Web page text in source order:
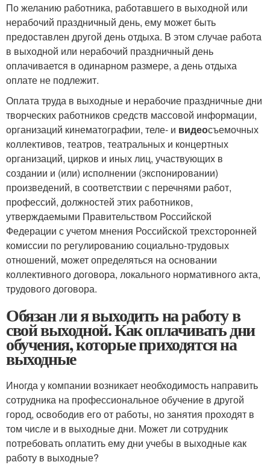
По желанию работника, работавшего в выходной или
нерабочий праздничный день, ему может быть
предоставлен другой день отдыха. В этом случае работа
в выходной или нерабочий праздничный день
оплачивается в одинарном размере, а день отдыха
оплате не подлежит.
Оплата труда в выходные и нерабочие праздничные дни
творческих работников средств массовой информации,
организаций кинематографии, теле- и видеосъемочных
коллективов, театров, театральных и концертных
организаций, цирков и иных лиц, участвующих в
создании и (или) исполнении (экспонировании)
произведений, в соответствии с перечнями работ,
профессий, должностей этих работников,
утверждаемыми Правительством Российской
Федерации с учетом мнения Российской трехсторонней
комиссии по регулированию социально-трудовых
отношений, может определяться на основании
коллективного договора, локального нормативного акта,
трудового договора.
Обязан ли я выходить на работу в
свой выходной. Как оплачивать дни
обучения, которые приходятся на
выходные
Иногда у компании возникает необходимость направить
сотрудника на профессиональное обучение в другой
город, освободив его от работы, но занятия проходят в
том числе и в выходные дни. Может ли сотрудник
потребовать оплатить ему дни учебы в выходные как
работу в выходные?